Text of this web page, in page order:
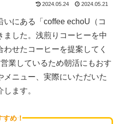
2024.05.24 2024.05.21
にある「coffee echoU（コ
した。浅煎りコーヒーを中
せたコーヒーを提案してく
業しているため朝活にもおす
ニュー、実際にいただいた
ます。
すめ！